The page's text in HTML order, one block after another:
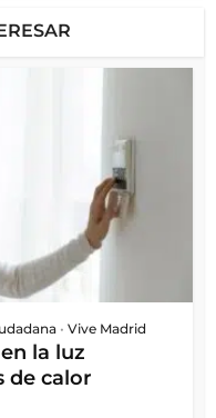
• Vive Madrid
la luz
de calor